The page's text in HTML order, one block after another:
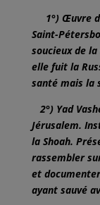
1°) Œuvre
Saint-
soucieux de
elle fuit la
santé mais la
2°) Yad
Jérusalem.
la Shoah.
rassembler
et
ayant sauvé